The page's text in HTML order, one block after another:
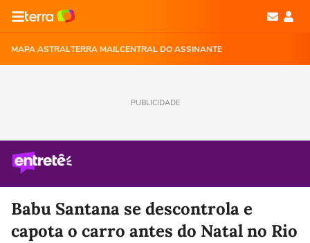
MAPA ASTRALTERRA MAILCENTRAL DO ASSINANTE
PUBLICIDADE
Babu Santana se descontrola e
capota o carro antes do Natal no Rio